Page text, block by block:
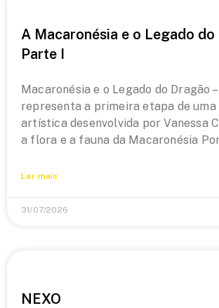
A Macaronésia e o Legado do
Parte I
Macaronésia e o Legado do Dragão
representa a primeira etapa de
artística desenvolvida por Vanessa
a flora e a fauna da Macaronésia
Ler mais
31/07/2026
NEXO